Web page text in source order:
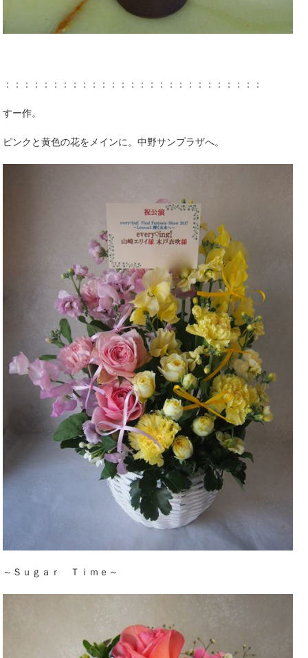
：：：：：：：：：：：：：：：：：：：：：：：：：：：
すー作。
ピンクと黄色の花をメインに。中野サンプラザへ。
～Ｓｕｇａｒ Ｔｉｍｅ～